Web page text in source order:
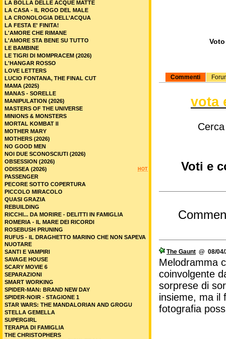
Commenti
vota
Voti e
The Gaunt @ 08/
Melodramma
coinvolgente
sorprese di
insieme, ma il
fotografia
LA BOLLA DELLE ACQUE MATTE
LA CASA - IL ROGO DEL MALE
LA CRONOLOGIA DELL’ACQUA
LA FESTA E' FINITA!
L'AMORE CHE RIMANE
L'AMORE STA BENE SU TUTTO
LE BAMBINE
LE TIGRI DI MOMPRACEM (2026)
L'HANGAR ROSSO
LOVE LETTERS
LUCIO FONTANA, THE FINAL CUT
MAMA (2025)
MANAS - SORELLE
MANIPULATION (2026)
MASTERS OF THE UNIVERSE
MINIONS & MONSTERS
MORTAL KOMBAT II
MOTHER MARY
MOTHERS (2026)
NO GOOD MEN
NOI DUE SCONOSCIUTI (2026)
OBSESSION (2026)
HOT
ODISSEA (2026)
PASSENGER
PECORE SOTTO COPERTURA
PICCOLO MIRACOLO
QUASI GRAZIA
REBUILDING
RICCHI... DA MORIRE - DELITTI IN FAMIGLIA
ROMERIA - IL MARE DEI RICORDI
ROSEBUSH PRUNING
RUFUS - IL DRAGHETTO MARINO CHE NON SAPEVA
NUOTARE
SANTI E VAMPIRI
SAVAGE HOUSE
SCARY MOVIE 6
SEPARAZIONI
SMART WORKING
SPIDER-MAN: BRAND NEW DAY
SPIDER-NOIR - STAGIONE 1
STAR WARS: THE MANDALORIAN AND GROGU
STELLA GEMELLA
SUPERGIRL
TERAPIA DI FAMIGLIA
THE CHRISTOPHERS